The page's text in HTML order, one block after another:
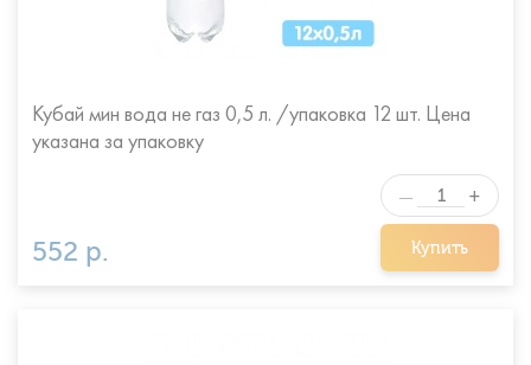
Кубай мин вода не газ 0,5 л. /упаковка 12 шт. Цена
552 р. Купить
— +